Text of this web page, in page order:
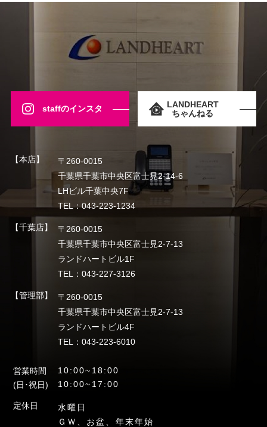
staffのインスタ
LANDHEART
ちゃんねる
【本店】
〒260-0015
千葉県千葉市中央区富士見2-14-6
LHビル千葉中央7F
TEL：043-223-1234
【千葉店】
〒260-0015
千葉県千葉市中央区富士見2-7-13
ランドハートビル1F
TEL：043-227-3126
【管理部】
〒260-0015
千葉県千葉市中央区富士見2-7-13
ランドハートビル4F
TEL：043-223-6010
営業時間
10:00~18:00
(日･祝日)
10:00~17:00
定休日
水曜日
ＧＷ、お盆、年末年始